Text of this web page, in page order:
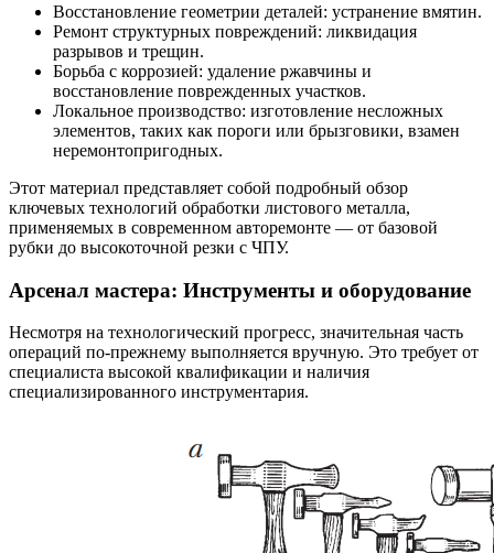
Восстановление геометрии деталей: устранение вмятин.
Ремонт структурных повреждений: ликвидация
разрывов и трещин.
Борьба с коррозией: удаление ржавчины и
восстановление поврежденных участков.
Локальное производство: изготовление несложных
элементов, таких как пороги или брызговики, взамен
неремонтопригодных.
Этот материал представляет собой подробный обзор
ключевых технологий обработки листового металла,
применяемых в современном авторемонте — от базовой
рубки до высокоточной резки с ЧПУ.
Арсенал мастера: Инструменты и оборудование
Несмотря на технологический прогресс, значительная часть
операций по-прежнему выполняется вручную. Это требует от
специалиста высокой квалификации и наличия
специализированного инструментария.